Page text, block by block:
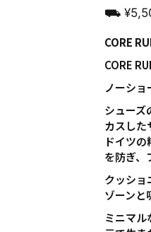
⛟
CORE
CORE
ノーショ
シューズ
カスした
ドイツ
を防ぎ、
クッショ
ゾーンと
ミニマ